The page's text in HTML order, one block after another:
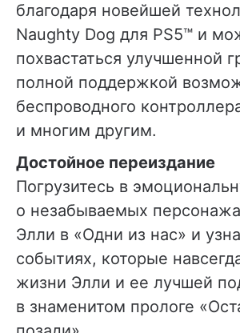
благодаря новейшей
Naughty Dog для PS5™ и
похвастаться улучшенной
полной поддержкой
беспроводного
и многим другим.
Достойное переиздание
Погрузитесь в
о незабываемых
Элли в «Одни из нас» и
событиях, которые
жизни Элли и ее лучшей
в знаменитом прологе